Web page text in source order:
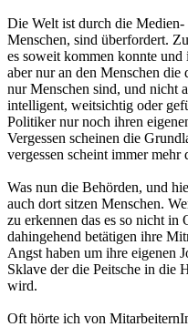
Die Welt ist durch die
Menschen, sind überfordert.
es soweit kommen konnte
aber nur an den Menschen die
nur Menschen sind, und nicht
intelligent, weitsichtig oder
Politiker nur noch ihren
Vergessen scheinen die
vergessen scheint immer
Was nun die Behörden, und
auch dort sitzen Menschen.
zu erkennen das es so nicht in
dahingehend betätigen ihre
Angst haben um ihre eigenen
Sklave der die Peitsche in die
wird.
Oft hörte ich von